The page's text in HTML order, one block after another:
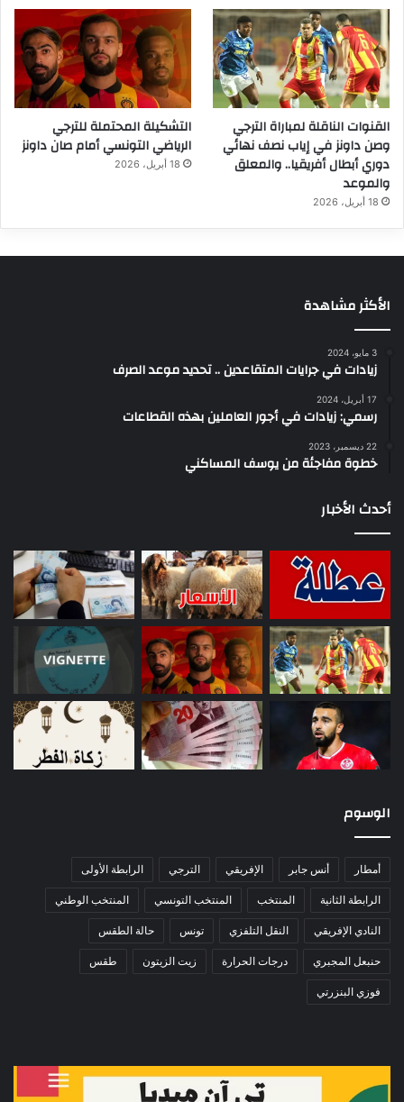
القنوات الناقلة لمباراة الترجي
وصن داونز في إياب نصف نهائي
دوري أبطال أفريقيا.. والمعلق
والموعد
18 أبريل، 2026
التشكيلة المحتملة للترجي
الرياضي التونسي أمام صان داونز
18 أبريل، 2026
الأكثر مشاهدة
3 مايو، 2024
زيادات في جرايات المتقاعدين .. تحديد موعد الصرف
17 أبريل، 2024
رسمي: زيادات في أجور العاملين بهذه القطاعات
22 ديسمبر، 2023
خطوة مفاجئة من يوسف المساكني
أحدث الأخبار
الوسوم
أمطار أنس جابر الإفريقي الترجي الرابطة الأولى
الرابطة الثانية المنتخب المنتخب التونسي المنتخب الوطني
النادي الإفريقي النقل التلفزي تونس حالة الطقس
حنبعل المجبري درجات الحرارة زيت الزيتون طقس
فوزي البنزرتي